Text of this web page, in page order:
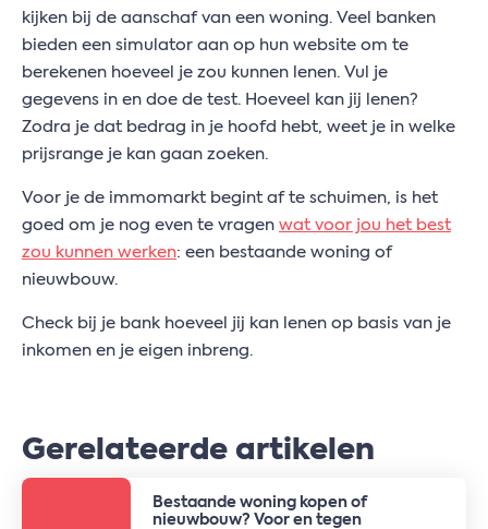
kijken bij de aanschaf van een woning. Veel banken
bieden een simulator aan op hun website om te
berekenen hoeveel je zou kunnen lenen. Vul je
gegevens in en doe de test. Hoeveel kan jij lenen?
Zodra je dat bedrag in je hoofd hebt, weet je in welke
prijsrange je kan gaan zoeken.
Voor je de immomarkt begint af te schuimen, is het
goed om je nog even te vragen wat voor jou het best
zou kunnen werken: een bestaande woning of
nieuwbouw.
Check bij je bank hoeveel jij kan lenen op basis van je
inkomen en je eigen inbreng.
Gerelateerde artikelen
Bestaande woning kopen of
nieuwbouw? Voor en tegen